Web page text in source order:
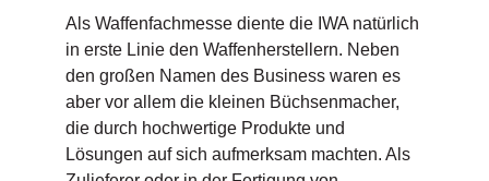
Als Waffenfachmesse diente die IWA natürlich
in erste Linie den Waffenherstellern. Neben
den großen Namen des Business waren es
aber vor allem die kleinen Büchsenmacher,
die durch hochwertige Produkte und
Lösungen auf sich aufmerksam machten. Als